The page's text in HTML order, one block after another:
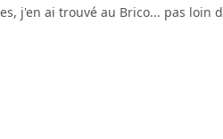
j'en ai trouvé au Brico... pas loin